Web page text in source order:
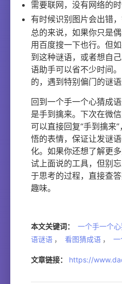
需要联网，没有网络的时
有时候识别图片会出错，
总的来说，如果你只是
用百度搜一下也行。但
到这种谜语，或者想自
语助手可以省不少时间
的，遇到特别偏门的谜语
回到一个手一个心猜成
是手到擒来。下次在微
可以直接回复“手到擒来
悟的表情，保证让发谜
化。如果你还想了解更
试上面说的工具，但别
于思考的过程，直接查
趣味。
本文关键词： 一个手一个
语谜语 ， 看图猜成语 ， 一
文章链接： https://